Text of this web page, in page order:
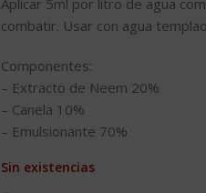
Aplicar 5ml por litro de agua
combatir. Usar con agua
Componentes:
– Extracto de Neem 20%
– Canela 10%
– Emulsionante 70%
Sin existencias